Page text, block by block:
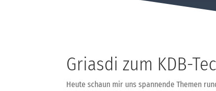
Griasdi zum KDB-
Heute schaun mir uns spannende Themen